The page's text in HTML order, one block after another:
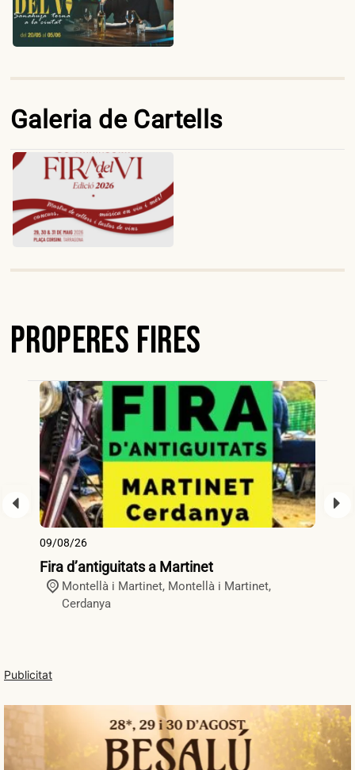
Galeria de Cartells
Properes Fires
09/08/26
Fira d’antiguitats a Martinet
Montellà i Martinet, Montellà i Martinet,
Cerdanya
Publicitat